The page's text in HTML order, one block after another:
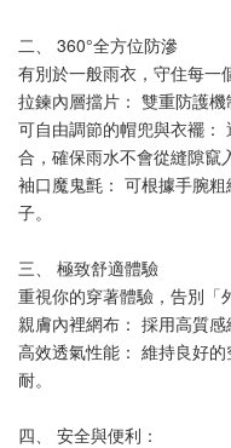
二、 360°全方位防滲
有別於一般雨衣，守住每一
拉鍊內層擋片： 雙重防護機
可自由調節的帽兜與衣襬：
合，確保雨水不會從縫隙竄
袖口魔鬼氈： 可根據手腕
子。
三、 極致舒適體驗
重視你的穿著體驗，告別「
親膚內裡網布： 採用高質感
高效透氣性能： 維持良好
耐。
四、 安全與便利：